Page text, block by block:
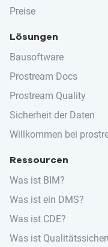
Preise
Lösungen
Bausoftware
Prostream Docs
Prostream Quality
Sicherheit der Daten
Willkommen bei
Ressourcen
Was ist BIM?
Was ist ein DMS?
Was ist CDE?
Was ist